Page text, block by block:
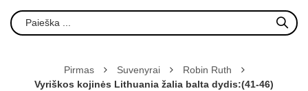
Pirmas Suvenyrai
Robin Ruth
Vyriškos kojinės Lithuania žalia balta dydis:(41-46)